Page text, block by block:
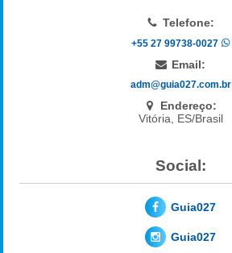
Telefone:
+55 27 99738-0027
Email:
adm@guia027.com.br
Endereço:
Vitória, ES/Brasil
Social:
Guia027
Guia027